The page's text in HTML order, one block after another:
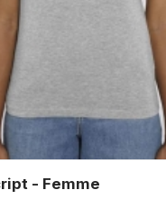
- Femme